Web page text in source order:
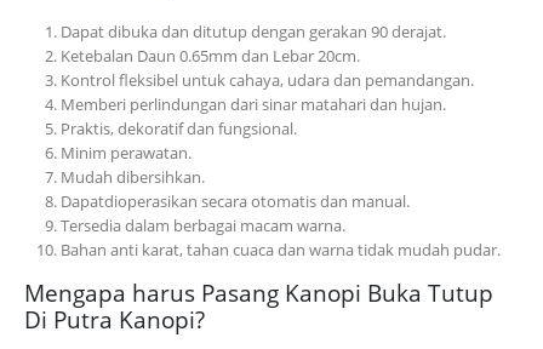
Dapat dibuka dan ditutup dengan gerakan 90 derajat.
Ketebalan Daun 0.65mm dan Lebar 20cm.
Kontrol fleksibel untuk cahaya, udara dan pemandangan.
Memberi perlindungan dari sinar matahari dan hujan.
Praktis, dekoratif dan fungsional.
Minim perawatan.
Mudah dibersihkan.
Dapatdioperasikan secara otomatis dan manual.
Tersedia dalam berbagai macam warna.
Bahan anti karat, tahan cuaca dan warna tidak mudah pudar.
Mengapa harus Pasang Kanopi Buka Tutup
Di Putra Kanopi?